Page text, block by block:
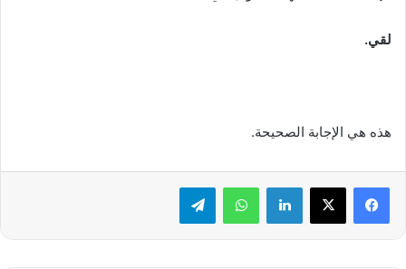
لقي.
هذه هي الإجابة الصحيحة.
لينكدإن واتساب تيلقرام